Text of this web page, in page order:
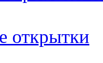
открытки